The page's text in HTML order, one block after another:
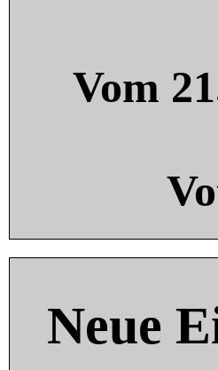
Vom
Neue